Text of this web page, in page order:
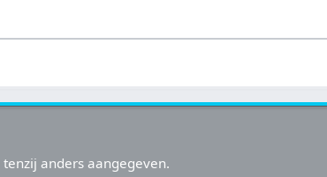
tenzij anders aangegeven.